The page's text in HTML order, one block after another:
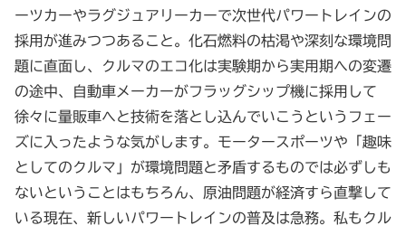
ーツカーやラグジュアリーカーで次世代パワートレインの
採用が進みつつあること。化石燃料の枯渇や深刻な環境問
題に直面し、クルマのエコ化は実験期から実用期への変遷
の途中、自動車メーカーがフラッグシップ機に採用して
徐々に量販車へと技術を落とし込んでいこうというフェー
ズに入ったような気がします。モータースポーツや「趣味
としてのクルマ」が環境問題と矛盾するものでは必ずしも
ないということはもちろん、原油問題が経済すら直撃して
いる現在、新しいパワートレインの普及は急務。私もクル